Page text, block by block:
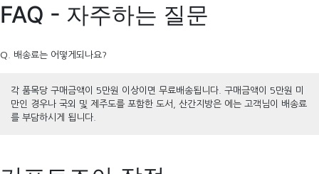
FAQ - 자주하는 질문
Q. 배송료는 어떻게되나요?
각 품목당 구매금액이 5만원 이상이면 무료배송됩니다. 구매금액이 5만원 미
만인 경우나 국외 및 제주도를 포함한 도서, 산간지방은 에는 고객님이 배송료
를 부담하시게 됩니다.